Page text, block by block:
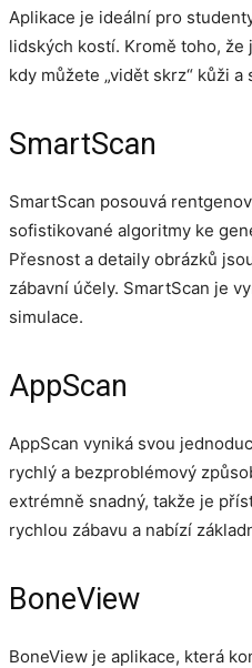
Aplikace je ideální pro
lidských kostí. Kromě toho, že
kdy můžete „vidět skrz“ kůži
SmartScan
SmartScan posouvá
sofistikované algoritmy ke
Přesnost a detaily obrázků
zábavní účely. SmartScan je
simulace.
AppScan
AppScan vyniká svou
rychlý a bezproblémový
extrémně snadný, takže je
rychlou zábavu a nabízí
BoneView
BoneView je aplikace, která